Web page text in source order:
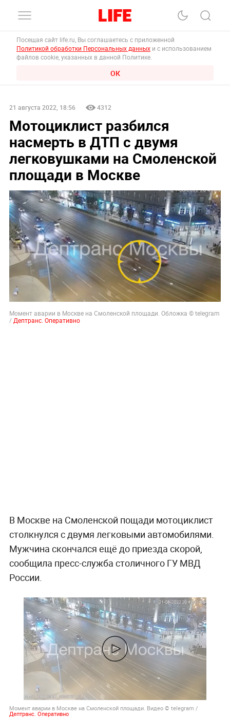
Посещая сайт life.ru, Вы соглашаетесь с приложенной
Политикой обработки Персональных данных и с использованием
файлов cookie, указанных в данной Политике.
ОК
21 августа 2022, 18:56 4312
Мотоциклист разбился
насмерть в ДТП с двумя
легковушками на Смоленской
площади в Москве
Момент аварии в Москве на Смоленской площади. Обложка © telegram
/ Дептранс. Оперативно
В Москве на Смоленской пощади мотоциклист
столкнулся с двумя легковыми автомобилями.
Мужчина скончался ещё до приезда скорой,
сообщила пресс-служба столичного ГУ МВД
России.
Момент аварии в Москве на Смоленской площади. Видео © telegram /
Дептранс. Оперативно